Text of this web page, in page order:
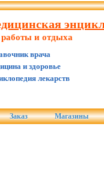
и отдыха
врача
и здоровье
лекарств
Заказ Магазины